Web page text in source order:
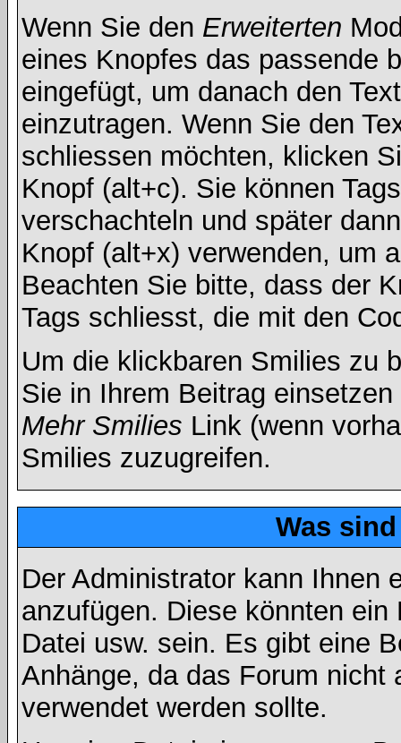
Wenn Sie den Erweiterten
eines Knopfes das passende
eingefügt, um danach den
einzutragen. Wenn Sie den
schliessen möchten, klicken
Knopf (alt+c). Sie können
verschachteln und später
Knopf (alt+x) verwenden, um
Beachten Sie bitte, dass der
Tags schliesst, die mit den
Um die klickbaren Smilies zu
Sie in Ihrem Beitrag
Mehr Smilies Link (wenn
Smilies zuzugreifen.
Was
Der Administrator kann Ihnen
anzufügen. Diese könnten
Datei usw. sein. Es gibt eine
Anhänge, da das Forum nicht
verwendet werden sollte.